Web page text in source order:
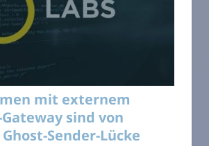
mit externem
sind von
Sender-Lücke